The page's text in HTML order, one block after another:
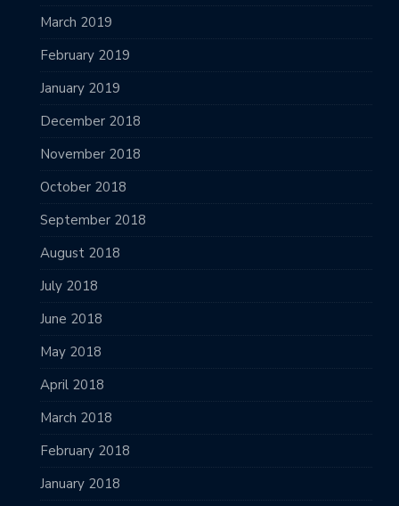
March 2019
February 2019
January 2019
December 2018
November 2018
October 2018
September 2018
August 2018
July 2018
June 2018
May 2018
April 2018
March 2018
February 2018
January 2018